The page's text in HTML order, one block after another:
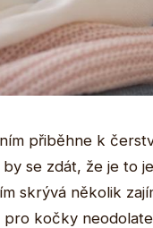
přiběhne k
se zdát, že je to
skrývá několik
kočky